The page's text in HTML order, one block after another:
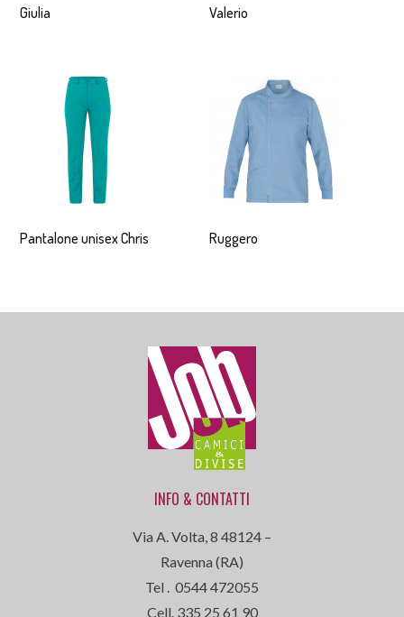
Giulia Valerio
Pantalone unisex Chris Ruggero
INFO & CONTATTI
Via A. Volta, 8 48124 –
Ravenna (RA)
Tel . 0544 472055
Cell. 335 25 61 90